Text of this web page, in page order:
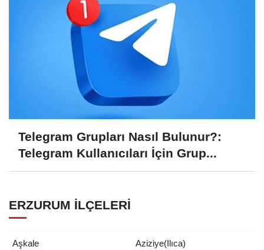
Telegram Grupları Nasıl Bulunur?:
Telegram Kullanıcıları İçin Grup...
ERZURUM İLÇELERI
Aşkale
Aziziye(Ilıca)